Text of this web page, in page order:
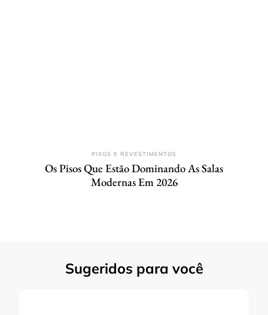
PISOS E REVESTIMENTOS
Os Pisos Que Estão Dominando As Salas
Modernas Em 2026
Sugeridos para você